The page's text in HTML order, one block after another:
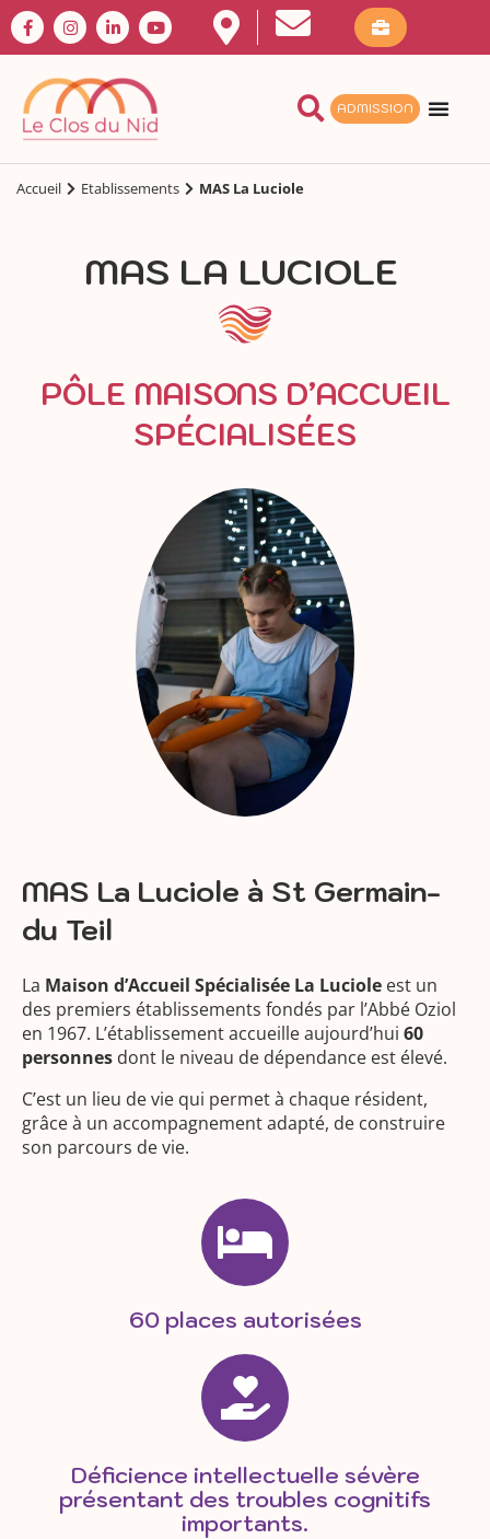
ADMISSION
Accueil Etablissements MAS La Luciole
MAS LA LUCIOLE
PÔLE MAISONS D’ACCUEIL
SPÉCIALISÉES
MAS La Luciole à St Germain-
du Teil
La Maison d’Accueil Spécialisée La Luciole est un
des premiers établissements fondés par l’Abbé Oziol
en 1967. L’établissement accueille aujourd’hui 60
personnes dont le niveau de dépendance est élevé.
C’est un lieu de vie qui permet à chaque résident,
grâce à un accompagnement adapté, de construire
son parcours de vie.
60 places autorisées
Déficience intellectuelle sévère
présentant des troubles cognitifs
importants.